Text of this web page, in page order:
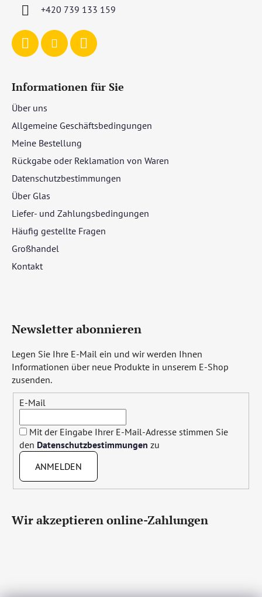
+420 739 133 159
Informationen für Sie
Über uns
Allgemeine Geschäftsbedingungen
Meine Bestellung
Rückgabe oder Reklamation von Waren
Datenschutzbestimmungen
Über Glas
Liefer- und Zahlungsbedingungen
Häufig gestellte Fragen
Großhandel
Kontakt
Newsletter abonnieren
Legen Sie Ihre E-Mail ein und wir werden Ihnen
Informationen über neue Produkte in unserem E-Shop
zusenden.
E-Mail
Mit der Eingabe Ihrer E-Mail-Adresse stimmen Sie
den Datenschutzbestimmungen zu
ANMELDEN
Wir akzeptieren online-Zahlungen